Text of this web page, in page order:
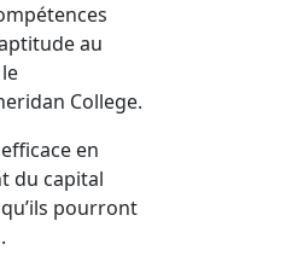
au
College.
en
du capital
pourront